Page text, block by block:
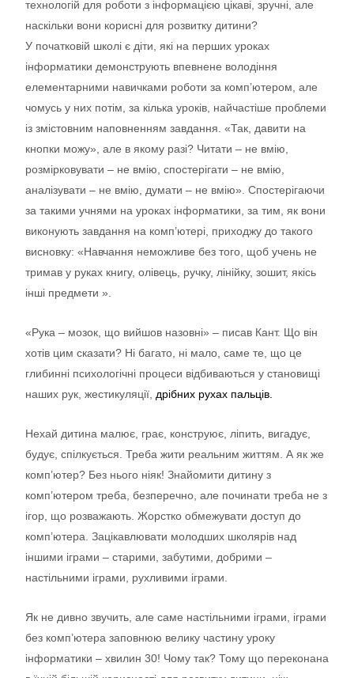
технологій для роботи з інформацією цікаві, зручні, але
наскільки вони корисні для розвитку дитини?
У початковій школі є діти, які на перших уроках
інформатики демонструють впевнене володіння
елементарними навичками роботи за комп’ютером, але
чомусь у них потім, за кілька уроків, найчастіше проблеми
із змістовним наповненням завдання. «Так, давити на
кнопки можу», але в якому разі? Читати – не вмію,
розмірковувати – не вмію, спостерігати – не вмію,
аналізувати – не вмію, думати – не вмію». Спостерігаючи
за такими учнями на уроках інформатики, за тим, як вони
виконують завдання на комп’ютері, приходжу до такого
висновку: «Навчання неможливе без того, щоб учень не
тримав у руках книгу, олівець, ручку, лінійку, зошит, якісь
інші предмети ».
«Рука – мозок, що вийшов назовні» – писав Кант. Що він
хотів цим сказати? Ні багато, ні мало, саме те, що це
глибинні психологічні процеси відбиваються у становищі
наших рук, жестикуляції, дрібних рухах пальців
Нехай дитина малює, грає, конструює, ліпить, вигадує,
будує, спілкується. Треба жити реальним життям. А як же
комп’ютер? Без нього ніяк! Знайомити дитину з
комп’ютером треба, безперечно, але починати треба не з
ігор, що розважають. Жорстко обмежувати доступ до
комп’ютера. Зацікавлювати молодших школярів над
іншими іграми – старими, забутими, добрими –
настільними іграми, рухливими іграми.
Як не дивно звучить, але саме настільними іграми, іграми
без комп’ютера заповнюю велику частину уроку
інформатики – хвилин 30! Чому так? Тому що переконана